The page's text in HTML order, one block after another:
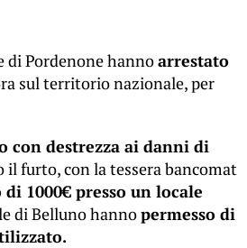
di Pordenone hannoarrestato
sul territorio nazionale, per
con destrezza ai danni di
il furto, con la tessera bancomat
1000€ presso un locale
di Belluno hannopermesso di